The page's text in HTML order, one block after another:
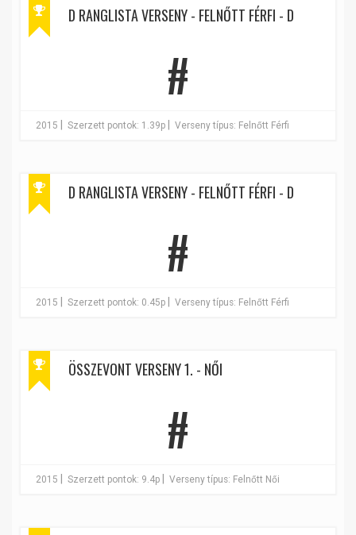
D RANGLISTA VERSENY - FELNŐTT FÉRFI - D
#
2015 Szerzett pontok: 1.39p Verseny típus: Felnőtt Férfi
D RANGLISTA VERSENY - FELNŐTT FÉRFI - D
#
2015 Szerzett pontok: 0.45p Verseny típus: Felnőtt Férfi
ÖSSZEVONT VERSENY 1. - NŐI
#
2015 Szerzett pontok: 9.4p Verseny típus: Felnőtt Női